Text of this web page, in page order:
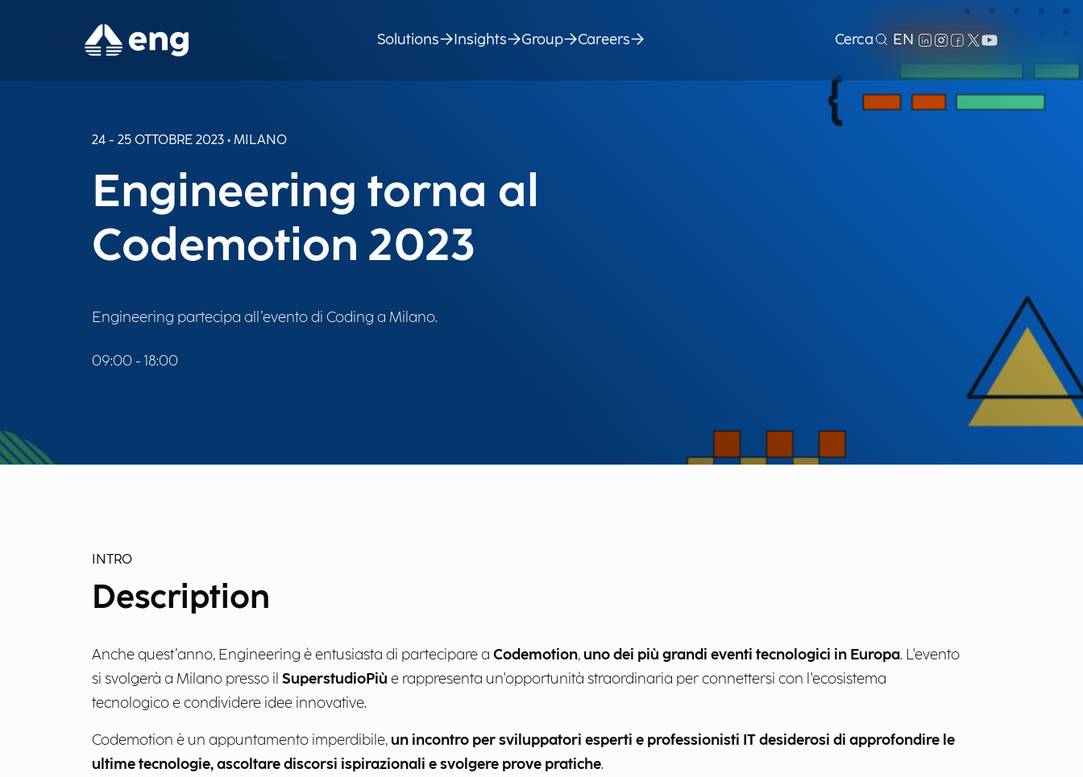
24 - 25 OTTOBRE 2023 • MILANO
Engineering torna al
Codemotion 2023
Engineering partecipa all’evento di Coding a Milano.
09:00 - 18:00
INTRO
Description
Anche quest’anno, Engineering è entusiasta di partecipare a Codemotion, uno dei più grandi eventi tecnologici in Europa. L'evento
si svolgerà a Milano presso il SuperstudioPiù e rappresenta un'opportunità straordinaria per connettersi con l'ecosistema
tecnologico e condividere idee innovative.
Codemotion è un appuntamento imperdibile, un incontro per sviluppatori esperti e professionisti IT desiderosi di approfondire le
ultime tecnologie, ascoltare discorsi ispirazionali e svolgere prove pratiche.
Solutions Insights Group Careers Cerca EN